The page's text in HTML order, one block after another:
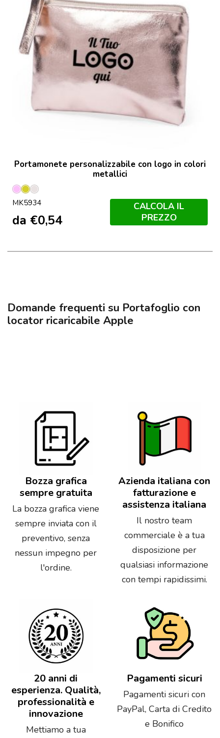
Portamonete personalizzabile con logo in colori
metallici
RosaDorado
Plated
MK5934
da €0,54
CALCOLA IL
PREZZO
Domande frequenti su Portafoglio con
locator ricaricabile Apple
Bozza grafica
sempre gratuita
La bozza grafica viene
sempre inviata con il
preventivo, senza
nessun impegno per
l'ordine.
Azienda italiana con
fatturazione e
assistenza italiana
Il nostro team
commerciale è a tua
disposizione per
qualsiasi informazione
con tempi rapidissimi.
20 anni di
esperienza. Qualità,
professionalità e
innovazione
Mettiamo a tua
Pagamenti sicuri
Pagamenti sicuri con
PayPal, Carta di Credito
e Bonifico